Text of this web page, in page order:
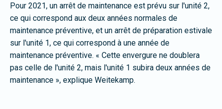
Pour 2021, un arrêt de maintenance est prévu sur l'unité 2,
ce qui correspond aux deux années normales de
maintenance préventive, et un arrêt de préparation estivale
sur l'unité 1, ce qui correspond à une année de
maintenance préventive. « Cette envergure ne doublera
pas celle de l'unité 2, mais l'unité 1 subira deux années de
maintenance », explique Weitekamp.